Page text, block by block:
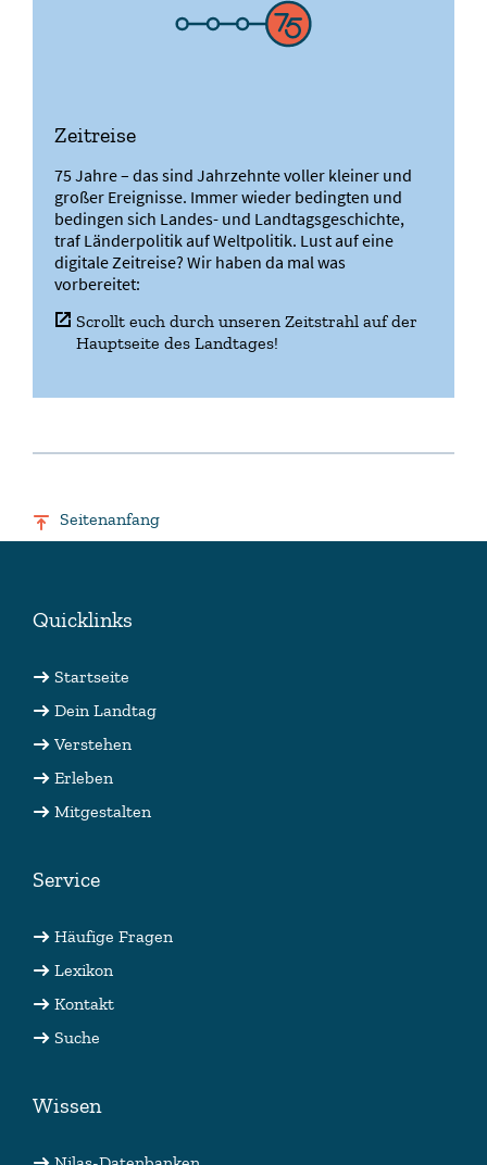
Zeitreise
75 Jahre – das sind Jahrzehnte voller kleiner und
großer Ereignisse. Immer wieder bedingten und
bedingen sich Landes- und Landtagsgeschichte,
traf Länderpolitik auf Weltpolitik. Lust auf eine
digitale Zeitreise? Wir haben da mal was
vorbereitet:
Scrollt euch durch unseren Zeitstrahl auf der
Hauptseite des Landtages!
Seitenanfang
Quicklinks
Startseite
Dein Landtag
Verstehen
Erleben
Mitgestalten
Service
Häufige Fragen
Lexikon
Kontakt
Suche
Wissen